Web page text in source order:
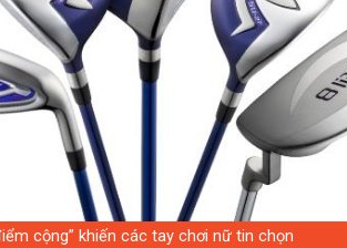
cộng” khiến các tay chơi nữ tin chọn